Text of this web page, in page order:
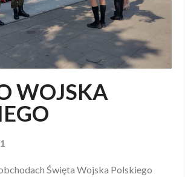
WOJSKA
Święta Wojska Polskiego